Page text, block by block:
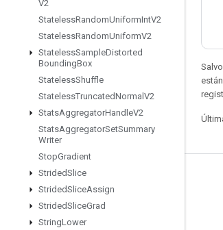
V2
StatelessRandomUniformIntV2
StatelessRandomUniformV2
StatelessSampleDistorted
BoundingBox
StatelessShuffle
StatelessTruncatedNormal V2
StatsAggregatorHandleV2
StatsAggregatorSetSummary
Writer
StopGradient
StridedSlice
StridedSliceAssign
StridedSliceGrad
StringLower
Mantente conectado
Blog
Foro